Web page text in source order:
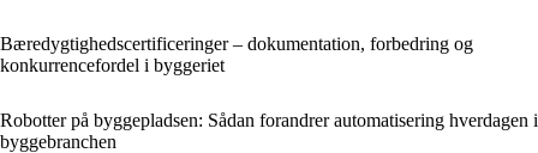
Bæredygtighedscertificeringer – dokumentation, forbedring og
konkurrencefordel i byggeriet
Robotter på byggepladsen: Sådan forandrer automatisering hverdagen i
byggebranchen